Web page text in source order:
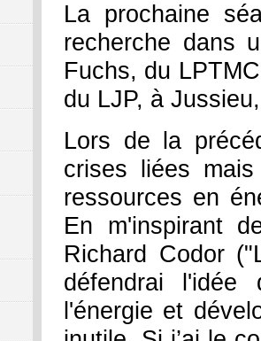
La prochaine
recherche dans
Fuchs, du
du LJP, à
Lors de la
crises liées
ressources en
En m'inspirant
Richard Codor
défendrai
l'énergie et